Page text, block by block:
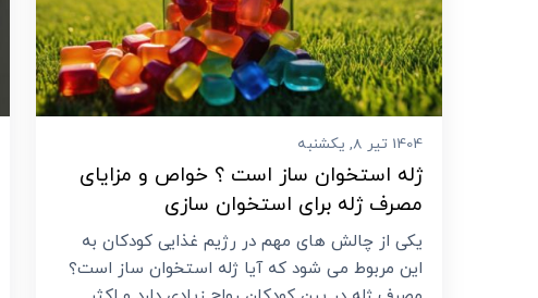
1404 تیر 8, یکشنبه
ژله استخوان ساز است ؟ خواص و مزایای
مصرف ژله برای استخوان سازی
یکی از چالش های مهم در رژیم غذایی کودکان به
این مربوط می شود که آیا ژله استخوان ساز است؟